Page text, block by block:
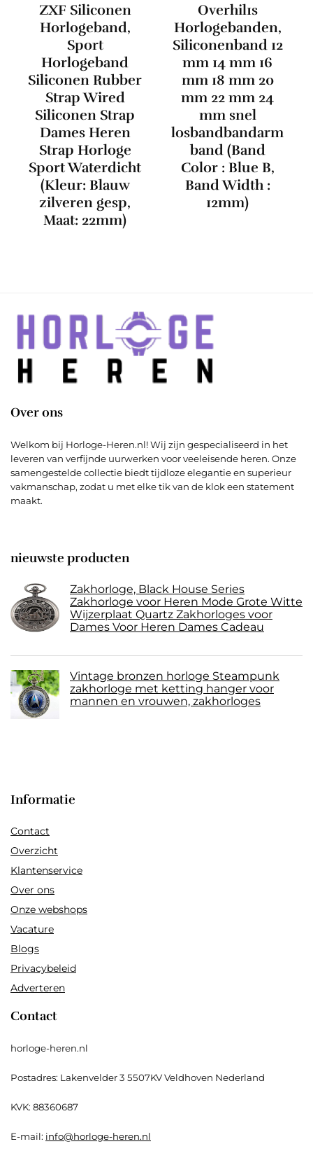
ZXF Siliconen
Horlogeband,
Sport
Horlogeband
Siliconen Rubber
Strap Wired
Siliconen Strap
Dames Heren
Strap Horloge
Sport Waterdicht
(Kleur: Blauw
zilveren gesp,
Maat: 22mm)
Overhil1s
Horlogebanden,
Siliconenband 12
mm 14 mm 16
mm 18 mm 20
mm 22 mm 24
mm snel
losbandbandarm
band (Band
Color : Blue B,
Band Width :
12mm)
Over ons
Welkom bij Horloge-Heren.nl! Wij zijn gespecialiseerd in het
leveren van verfijnde uurwerken voor veeleisende heren. Onze
samengestelde collectie biedt tijdloze elegantie en superieur
vakmanschap, zodat u met elke tik van de klok een statement
maakt.
nieuwste producten
Zakhorloge, Black House Series
Zakhorloge voor Heren Mode Grote Witte
Wijzerplaat Quartz Zakhorloges voor
Dames Voor Heren Dames Cadeau
Vintage bronzen horloge Steampunk
zakhorloge met ketting hanger voor
mannen en vrouwen, zakhorloges
Informatie
Contact
Overzicht
Klantenservice
Over ons
Onze webshops
Vacature
Blogs
Privacybeleid
Adverteren
Contact
horloge-heren.nl
Postadres: Lakenvelder 3 5507KV Veldhoven Nederland
KVK: 88360687
E-mail: info@horloge-heren.nl